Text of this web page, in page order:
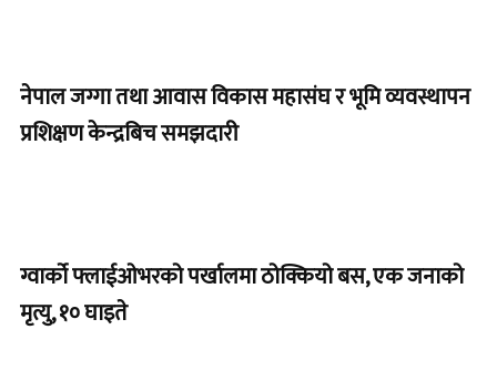
नेपाल जग्गा तथा आवास विकास महासंघ र भूमि व्यवस्थापन
प्रशिक्षण केन्द्रबिच समझदारी
ग्वार्को फ्लाईओभरको पर्खालमा ठोक्कियो बस, एक जनाको
मृत्यु, १० घाइते